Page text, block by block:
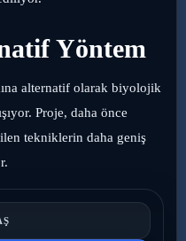
Yöntem
alternatif olarak biyolojik
Proje, daha önce
tekniklerin daha geniş